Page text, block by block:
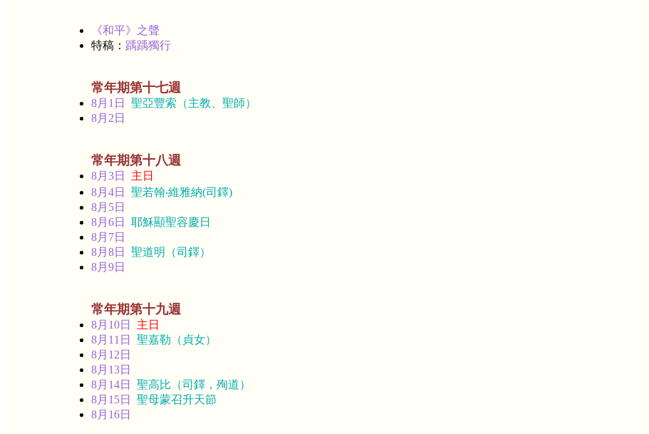
《和平》之聲
特稿： 踽踽獨行
常年期第十七週
8月1日 聖亞豐索（主教、聖師）
8月2日
常年期第十八週
8月3日
主日
8月4日 聖若翰‧維雅納(司鐸)
8月5日
8月6日 耶穌顯聖容慶日
8月7日
8月8日 聖道明（司鐸）
8月9日
常年期第十九週
8月10日
主日
8月11日 聖嘉勒（貞女）
8月12日
8月13日
8月14日 聖高比（司鐸，殉道）
8月15日 聖母蒙召升天節
8月16日